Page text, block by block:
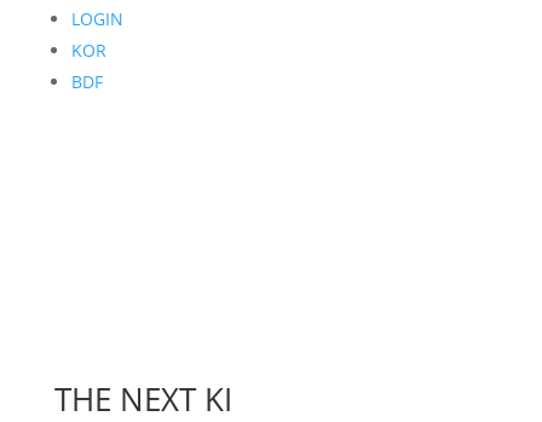
LOGIN
KOR
BDF
THE NEXT KI